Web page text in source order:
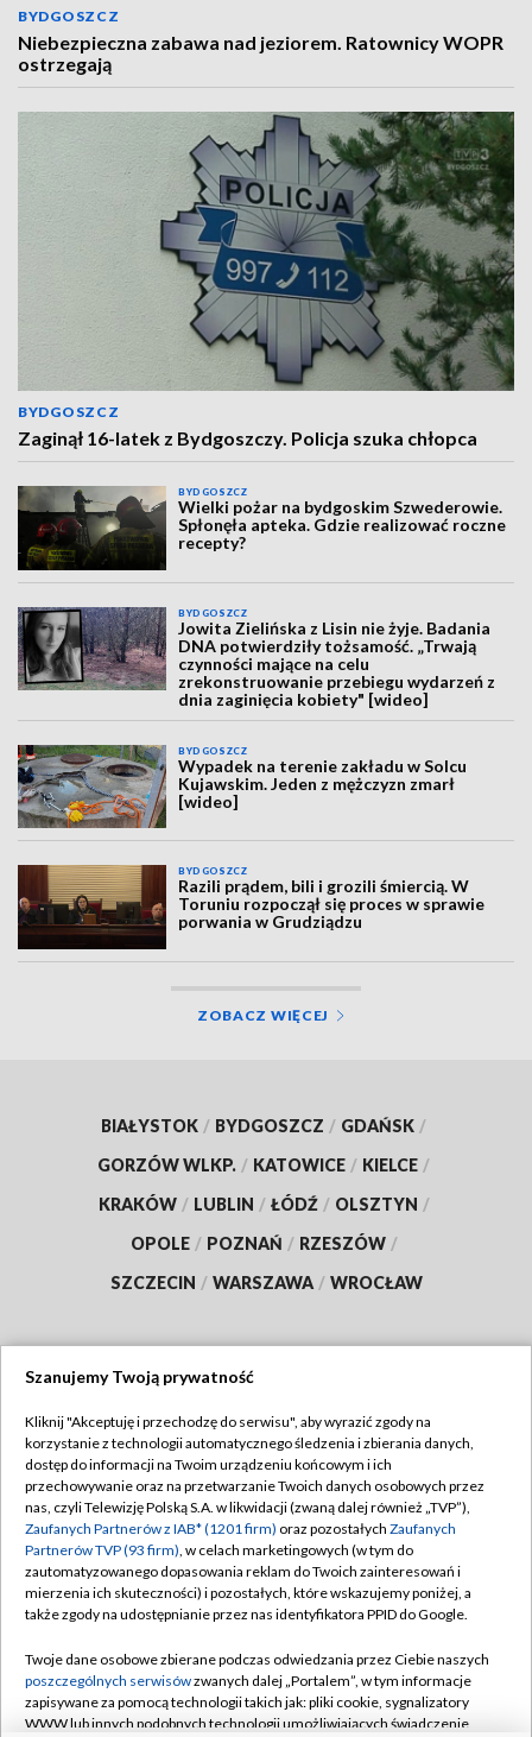
BYDGOSZCZ
Niebezpieczna zabawa nad jeziorem. Ratownicy WOPR
ostrzegają
BYDGOSZCZ
Zaginął 16-latek z Bydgoszczy. Policja szuka chłopca
BYDGOSZCZ
Wielki pożar na bydgoskim Szwederowie.
Spłonęła apteka. Gdzie realizować roczne
recepty?
BYDGOSZCZ
Jowita Zielińska z Lisin nie żyje. Badania
DNA potwierdziły tożsamość. „Trwają
czynności mające na celu
zrekonstruowanie przebiegu wydarzeń z
dnia zaginięcia kobiety" [wideo]
BYDGOSZCZ
Wypadek na terenie zakładu w Solcu
Kujawskim. Jeden z mężczyzn zmarł
[wideo]
BYDGOSZCZ
Razili prądem, bili i grozili śmiercią. W
Toruniu rozpoczął się proces w sprawie
porwania w Grudziądzu
ZOBACZ WIĘCEJ
BIAŁYSTOK / BYDGOSZCZ / GDAŃSK /
GORZÓW WLKP. / KATOWICE / KIELCE /
KRAKÓW / LUBLIN / ŁÓDŹ / OLSZTYN /
OPOLE / POZNAŃ / RZESZÓW /
SZCZECIN / WARSZAWA / WROCŁAW
TVP
Abonament TVP
Emisja w TVP
Centrum informacji TVP
Naziemna Telewizja Cyfrowa
Rada Programowa
System NOS
Regulamin TVP
Polityka prywatności
Moje zgody
Pomoc
Kontakt
Szanujemy Twoją prywatność
Kliknij "Akceptuję i przechodzę do serwisu", aby wyrazić zgody na
korzystanie z technologii automatycznego śledzenia i zbierania danych,
dostęp do informacji na Twoim urządzeniu końcowym i ich
przechowywanie oraz na przetwarzanie Twoich danych osobowych przez
nas, czyli Telewizję Polską S.A. w likwidacji (zwaną dalej również „TVP”),
Zaufanych Partnerów z IAB* (1201 firm) oraz pozostałych Zaufanych
Partnerów TVP (93 firm), w celach marketingowych (w tym do
zautomatyzowanego dopasowania reklam do Twoich zainteresowań i
mierzenia ich skuteczności) i pozostałych, które wskazujemy poniżej, a
także zgody na udostępnianie przez nas identyfikatora PPID do Google.
Twoje dane osobowe zbierane podczas odwiedzania przez Ciebie naszych
poszczególnych serwisówzwanych dalej „Portalem”, w tym informacje
zapisywane za pomocą technologii takich jak: pliki cookie, sygnalizatory
WWW lub innych podobnych technologii umożliwiających świadczenie